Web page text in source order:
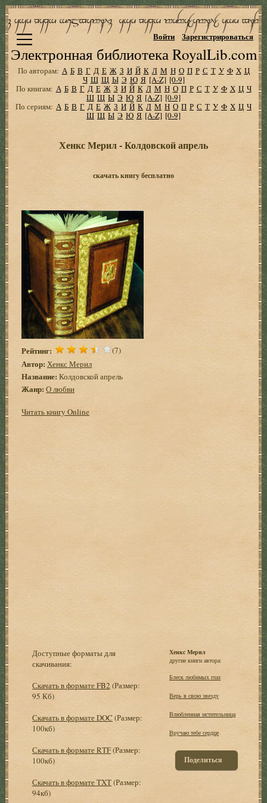
Электронная библиотека RoyalLib.com
Войти Зарегистрироваться
По авторам: А Б В Г Д Е Ж З И Й К Л М Н О П Р С Т У Ф Х Ц
Ч Ш Щ Ы Э Ю Я [A-Z] [0-9]
По книгам: А Б В Г Д Е Ж З И Й К Л М Н О П Р С Т У Ф Х Ц Ч
Ш Щ Ы Э Ю Я [A-Z] [0-9]
По сериям: А Б В Г Д Е Ж З И Й К Л М Н О П Р С Т У Ф Х Ц Ч
Ш Щ Ы Э Ю Я [A-Z] [0-9]
Хенкс Мерил - Колдовской апрель
скачать книгу бесплатно
Рейтинг: (7)
Автор: Хенкс Мерил
Название: Колдовской апрель
Жанр: О любви
Читать книгу Online
Доступные форматы для
скачивания:
Скачать в формате FB2 (Размер:
95 Кб)
Скачать в формате DOC (Размер:
100кб)
Скачать в формате RTF(Размер:
100кб)
Скачать в формате TXT(Размер:
94кб)
Хенкс Мерил
другие книги автора:
Блеск любимых глаз
Верь в свою звезду
Влюбленная мстительница
Вручаю тебе сердце
Поделиться